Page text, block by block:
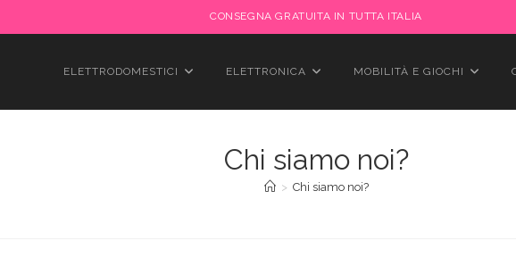
CONSEGNA GRATUITA IN TUTTA ITALIA
ELETTRODOMESTICI ELETTRONICA MOBILITÀ E GIOCHI
Chi siamo noi?
> Chi siamo noi?